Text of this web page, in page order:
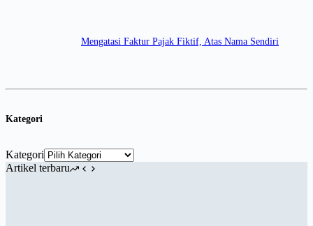
Mengatasi Faktur Pajak Fiktif, Atas Nama Sendiri
Kategori
Kategori
Artikel terbaru